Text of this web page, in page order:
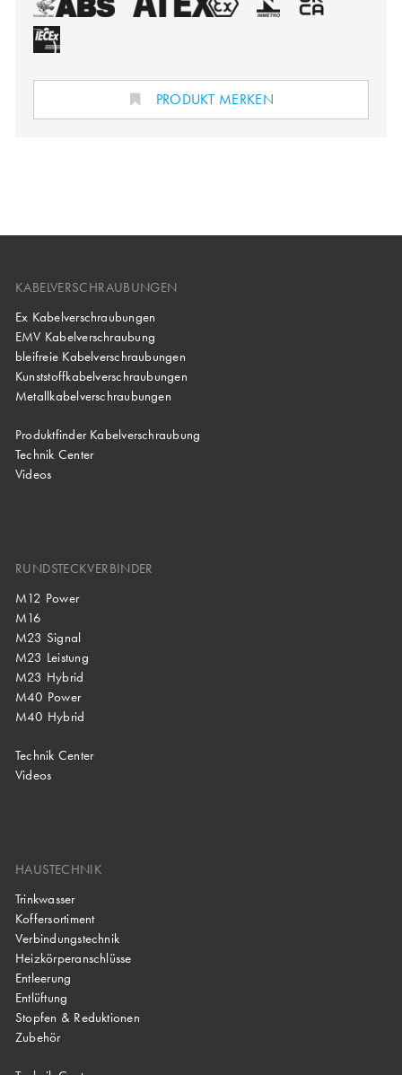
PRODUKT MERKEN
KABELVERSCHRAUBUNGEN
Ex Kabelverschraubungen
EMV Kabelverschraubung
bleifreie Kabelverschraubungen
Kunststoffkabelverschraubungen
Metallkabelverschraubungen
Produktfinder Kabelverschraubung
Technik Center
Videos
RUNDSTECKVERBINDER
M12 Power
M16
M23 Signal
M23 Leistung
M23 Hybrid
M40 Power
M40 Hybrid
Technik Center
Videos
HAUSTECHNIK
Trinkwasser
Koffersortiment
Verbindungstechnik
Heizkörperanschlüsse
Entleerung
Entlüftung
Stopfen & Reduktionen
Zubehör